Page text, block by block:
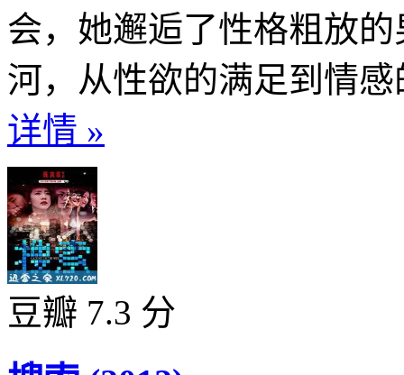
会，她邂逅了性格粗放
河，从性欲的满足到情
详情 »
豆瓣 7.3 分